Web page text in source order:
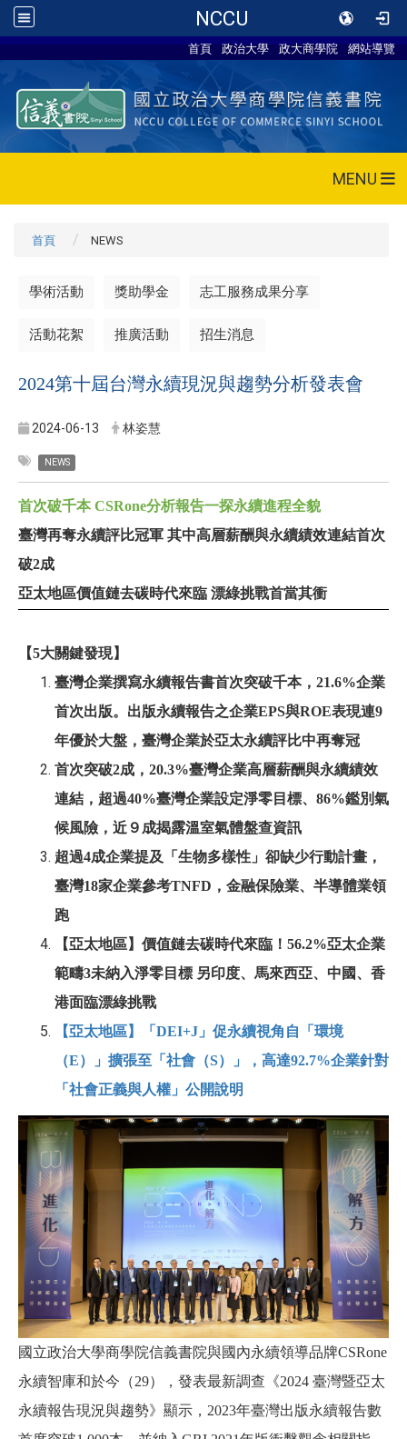
NCCU
首頁 政治大學 政大商學院 網站導覽
MENU
首頁 NEWS
學術活動 獎助學金 志工服務成果分享
活動花絮 推廣活動 招生消息
2024第十屆台灣永續現況與趨勢分析發表會
2024-06-13 林姿慧
NEWS
首次破千本 CSRone分析報告一探永續進程全貌
臺灣再奪永續評比冠軍 其中高層薪酬與永續績效連結首次
破2成
亞太地區價值鏈去碳時代來臨 漂綠挑戰首當其衝
【5大關鍵發現】
臺灣企業撰寫永續報告書首次突破千本，21.6%企業
首次出版。出版永續報告之企業EPS與ROE表現連9
年優於大盤，臺灣企業於亞太永續評比中再奪冠
首次突破2成，20.3%臺灣企業高層薪酬與永續績效
連結，超過40%臺灣企業設定淨零目標、86%鑑別氣
候風險，近９成揭露溫室氣體盤查資訊
超過4成企業提及「生物多樣性」卻缺少行動計畫，
臺灣18家企業參考TNFD，金融保險業、半導體業領
跑
【亞太地區】價值鏈去碳時代來臨！56.2%亞太企業
範疇3未納入淨零目標 另印度、馬來西亞、中國、香
港面臨漂綠挑戰
【亞太地區】「DEI+J」促永續視角自「環境
（E）」擴張至「社會（S）」，高達92.7%企業針對
「社會正義與人權」公開說明
國立政治大學商學院信義書院與國內永續領導品牌CSRone
永續智庫和於今（29），發表最新調查《2024 臺灣暨亞太
永續報告現況與趨勢》顯示，2023年臺灣出版永續報告數